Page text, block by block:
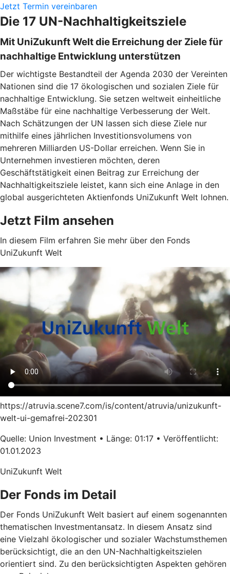
Jetzt Termin vereinbaren
Die 17 UN-Nachhaltigkeitsziele
Mit UniZukunft Welt die Erreichung der Ziele für
nachhaltige Entwicklung unterstützen
Der wichtigste Bestandteil der Agenda 2030 der Vereinten
Nationen sind die 17 ökologischen und sozialen Ziele für
nachhaltige Entwicklung. Sie setzen weltweit einheitliche
Maßstäbe für eine nachhaltige Verbesserung der Welt.
Nach Schätzungen der UN lassen sich diese Ziele nur
mithilfe eines jährlichen Investitionsvolumens von
mehreren Milliarden US-Dollar erreichen. Wenn Sie in
Unternehmen investieren möchten, deren
Geschäftstätigkeit einen Beitrag zur Erreichung der
Nachhaltigkeitsziele leistet, kann sich eine Anlage in den
global ausgerichteten Aktienfonds UniZukunft Welt lohnen.
Jetzt Film ansehen
In diesem Film erfahren Sie mehr über den Fonds
UniZukunft Welt
https://atruvia.scene7.com/is/content/atruvia/unizukunft-
welt-ui-gemafrei-202301
Quelle: Union Investment • Länge: 01:17 • Veröffentlicht:
01.01.2023
UniZukunft Welt
Der Fonds im Detail
Der Fonds UniZukunft Welt basiert auf einem sogenannten
thematischen Investmentansatz. In diesem Ansatz sind
eine Vielzahl ökologischer und sozialer Wachstumsthemen
berücksichtigt, die an den UN-Nachhaltigkeitszielen
orientiert sind. Zu den berücksichtigten Aspekten gehören